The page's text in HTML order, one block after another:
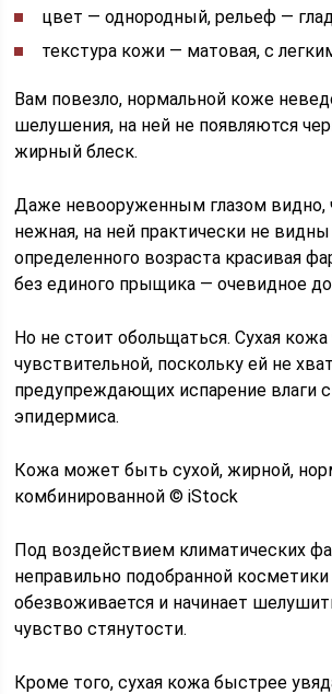
цвет — однородный, рельеф —
текстура кожи — матовая, с
Вам повезло, нормальной коже
шелушения, на ней не появляются
жирный блеск.
Даже невооруженным глазом видно,
нежная, на ней практически не
определенного возраста красивая
без единого прыщика — очевидное
Но не стоит обольщаться. Сухая
чувствительной, поскольку ей не
предупреждающих испарение влаги
эпидермиса.
Кожа может быть сухой, жирной,
комбинированной © iStock
Под воздействием климатических
неправильно подобранной косметики
обезвоживается и начинает
чувство стянутости.
Кроме того, сухая кожа быстрее